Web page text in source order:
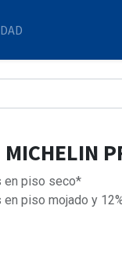
en piso seco*
piso mojado y